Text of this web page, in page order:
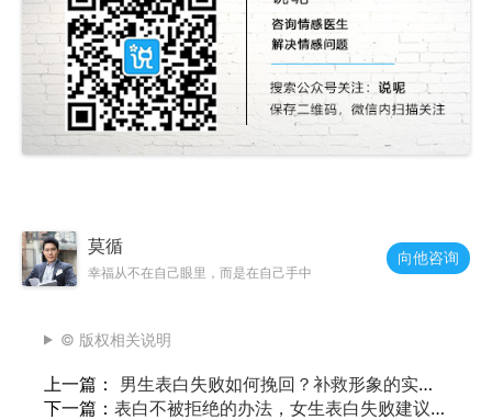
莫循
幸福从不在自己眼里，而是在自己手中
向他咨询
© 版权相关说明
上一篇：
男生表白失败如何挽回？补救形象的实用
技巧
下一篇： 表白不被拒绝的办法，女生表白失败建议